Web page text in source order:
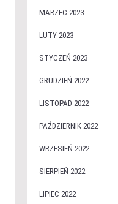
MARZEC 2023
LUTY 2023
STYCZEŃ 2023
GRUDZIEŃ 2022
LISTOPAD 2022
PAŹDZIERNIK 2022
WRZESIEŃ 2022
SIERPIEŃ 2022
LIPIEC 2022